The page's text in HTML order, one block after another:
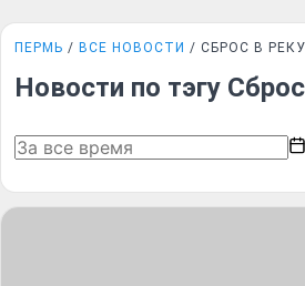
ПЕРМЬ ВСЕ НОВОСТИ СБРОС В РЕКУ
Новости по тэгу